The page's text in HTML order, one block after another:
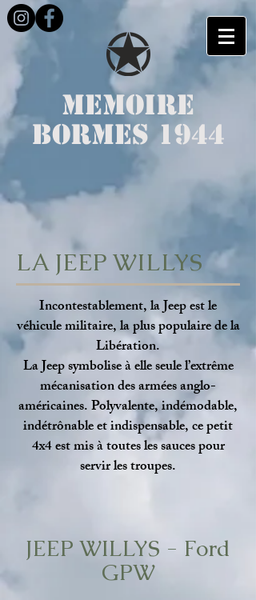
MEMOIRE
BORMES 1944
LA JEEP WILLYS
Incontestablement, la Jeep est le
véhicule militaire, la plus populaire de la
Libération.
La Jeep symbolise à elle seule l’extrême
mécanisation des armées anglo-
américaines. Polyvalente, indémodable,
indétrônable et indispensable, ce petit
4x4 est mis à toutes les sauces pour
servir les troupes.
JEEP WILLYS - Ford
GPW